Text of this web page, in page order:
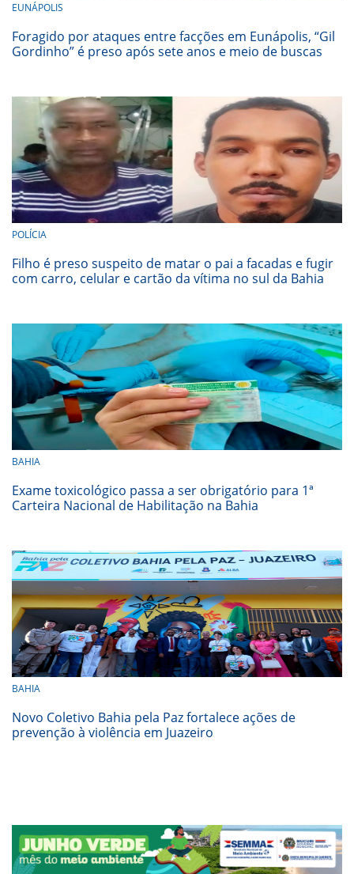
EUNÁPOLIS
Foragido por ataques entre facções em Eunápolis, “Gil
Gordinho” é preso após sete anos e meio de buscas
POLÍCIA
Filho é preso suspeito de matar o pai a facadas e fugir
com carro, celular e cartão da vítima no sul da Bahia
BAHIA
Exame toxicológico passa a ser obrigatório para 1ª
Carteira Nacional de Habilitação na Bahia
BAHIA
Novo Coletivo Bahia pela Paz fortalece ações de
prevenção à violência em Juazeiro